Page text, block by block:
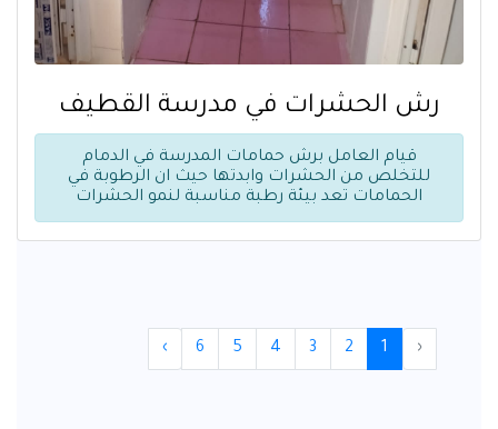
رش الحشرات في مدرسة القطيف
قيام العامل برش حمامات المدرسة في الدمام
للتخلص من الحشرات وابدتها حيث ان الرطوبة في
الحمامات تعد بيئة رطبة مناسبة لنمو الحشرات
‹
1
2
3
4
5
6
›